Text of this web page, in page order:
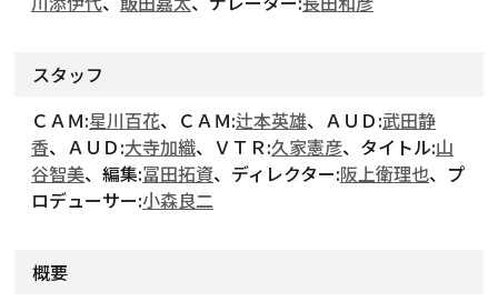
スタッフ
ＣＡＭ:星川百花、ＣＡＭ:辻本英雄、ＡＵＤ:武田静
香、ＡＵＤ:大寺加織、ＶＴＲ:久家憲彦、タイトル:山
谷智美、編集:冨田拓資、ディレクター:阪上衛理也、プ
ロデューサー:小森良二
概要